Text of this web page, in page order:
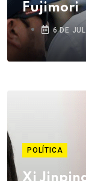
Fujimori
6 DE
POLÍTICA
Xi